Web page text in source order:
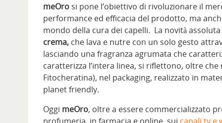
meOro si pone l’obiettivo di rivoluzionare il
performance ed efficacia del prodotto, ma
mondo della cura dei capelli. La novità
crema, che lava e nutre con un solo gesto
lasciando una fragranza agrumata che
caratterizza l’intera linea, si riflettono, oltre
Fitocheratina), nel packaging, realizzato in
planet friendly.
Oggi meOro, oltre a essere commercializzato
profumeria, in farmacia e online, sui canali tv e